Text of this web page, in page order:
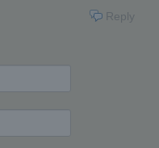
Reply